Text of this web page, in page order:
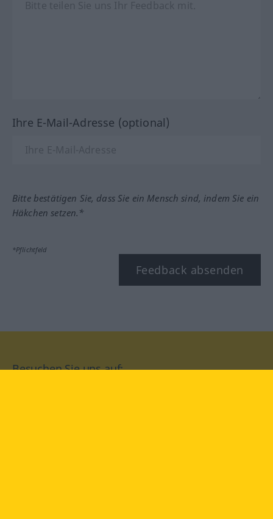
Ihre E-Mail-Adresse (optional)
Bitte bestätigen Sie, dass Sie ein Mensch sind, indem Sie ein
Häkchen setzen.*
*Pflichtfeld
Feedback absenden
Besuchen Sie uns auf: